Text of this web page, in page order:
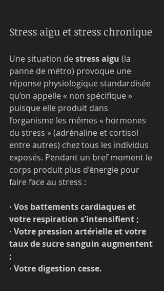
Stress aigu et stress chronique
Une situation de stress aigu (la
panne de métro) provoque une
réponse physiologique standardisée
qu’on appelle « non spécifique »
puisque elle produit dans
l’organisme les mêmes « hormones
du stress » (adrénaline et cortisol
entre autres) chez tous les individus
exposés. Pendant un bref moment le
corps produit plus d’énergie pour
faire face au stress :
· Vos battements cardiaques et
votre respiration s’intensifient ;
· Votre pression artérielle et votre
taux de sucre sanguin augmentent
;
· Votre digestion cesse.